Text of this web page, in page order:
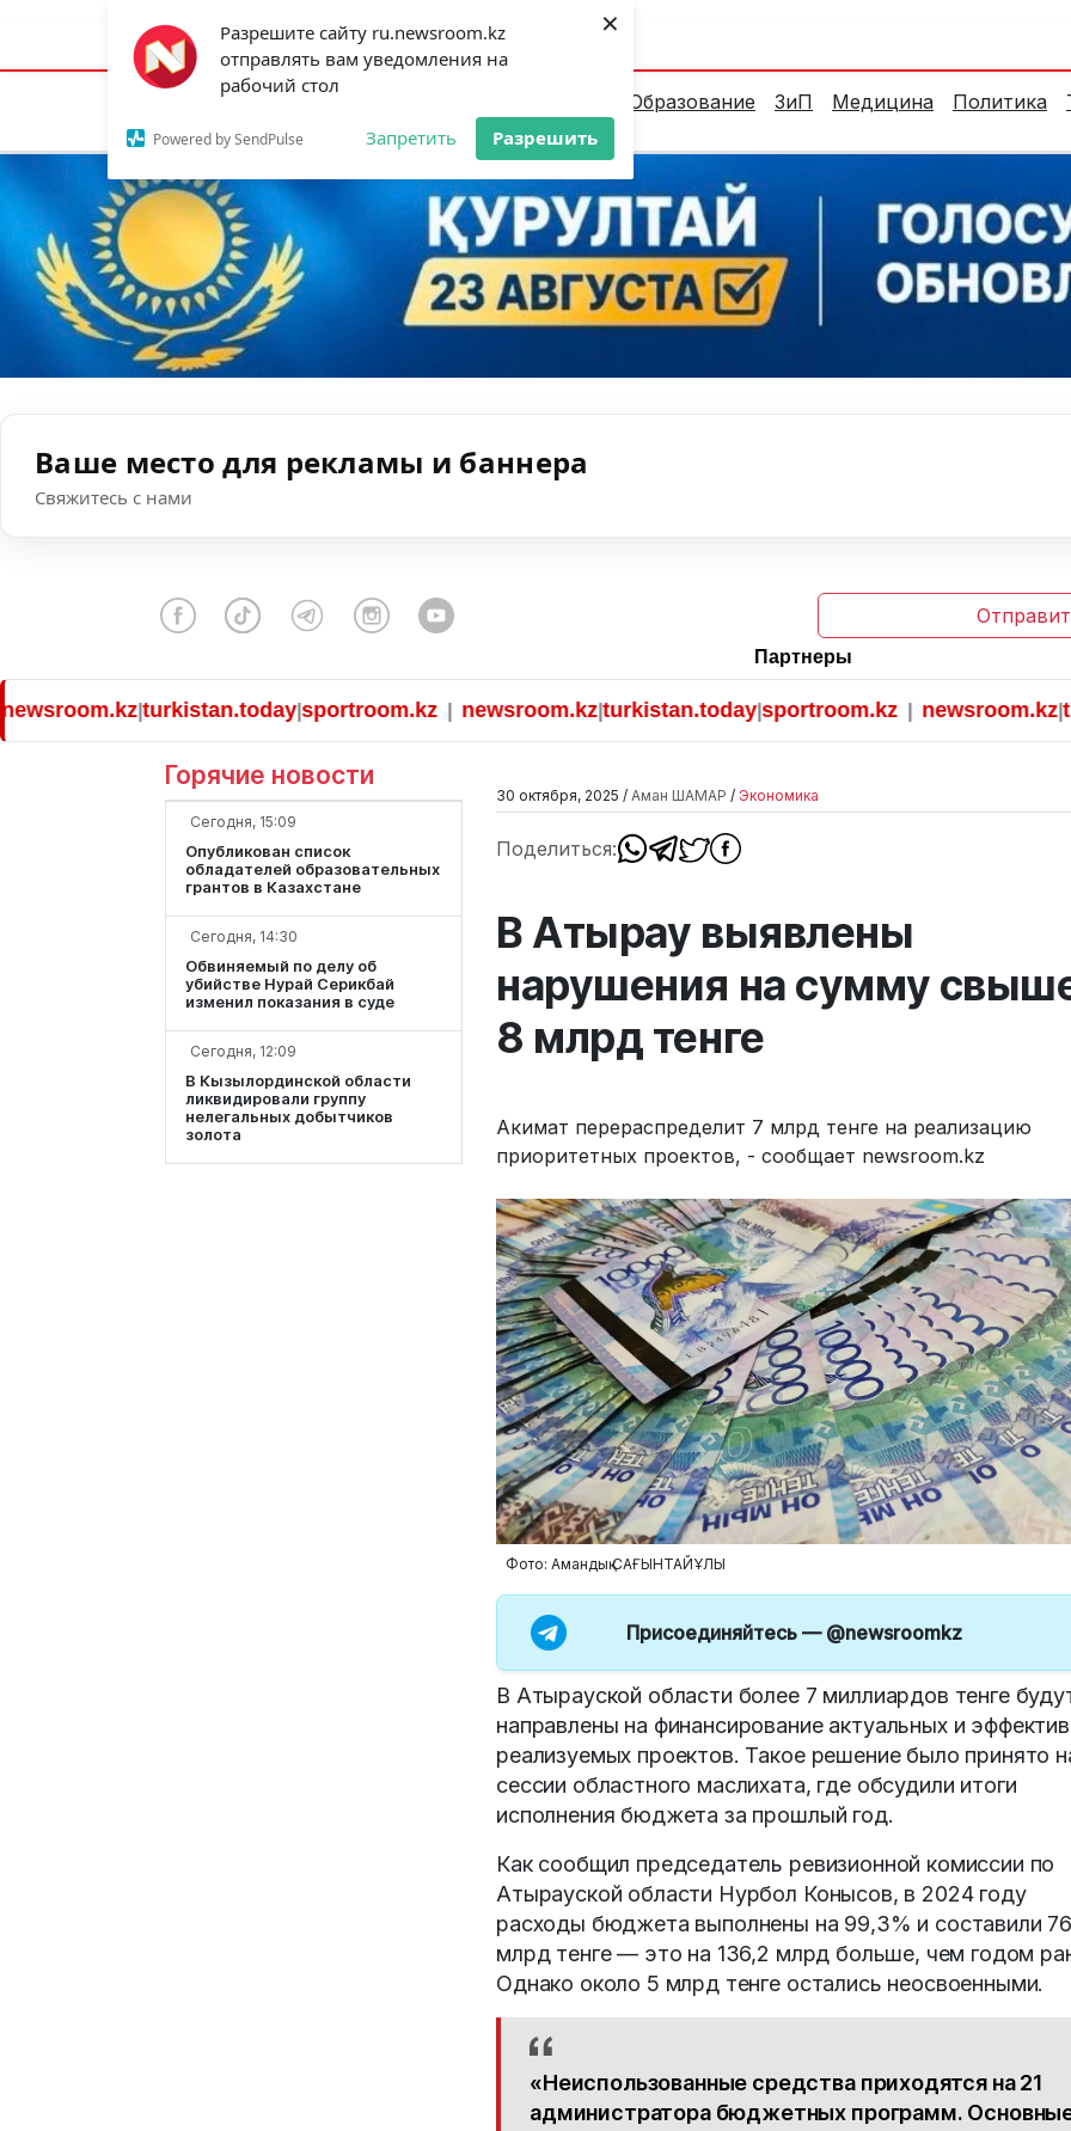
Разрешите сайту ru.newsroom.kz
отправлять вам уведомления на
рабочий стол
Powered by SendPulse Запретить Разрешить
×
Астана:19°C Алматы:25°C Шымкент:
Образование ЗиП Медицина Политика
Ваше место для рекламы и баннера
Свяжитесь с нами
Партнеры
|turkistan.today|sportroom.kz|newsroom.kz|turkistan.today|sportroom.kz|newsroom.kz|
Горячие новости
Сегодня, 15:09
Опубликован список
обладателей образовательных
грантов в Казахстане
Сегодня, 14:30
Обвиняемый по делу об
убийстве Нурай Серикбай
изменил показания в суде
Сегодня, 12:09
В Кызылординской области
ликвидировали группу
нелегальных добытчиков
золота
30 октября, 2025 / Аман ШАМАР / Экономика
Поделиться:
В Атырау выявлены
нарушения на сумму
8 млрд тенге
Акимат перераспределит 7 млрд тенге на реализацию
приоритетных проектов, - сообщает newsroom.kz
Фото: Амандық САҒЫНТАЙҰЛЫ
Присоединяйтесь — @newsroomkz
В Атырауской области более 7 миллиардов тенге
направлены на финансирование актуальных и
реализуемых проектов. Такое решение было принято
сессии областного маслихата, где обсудили итоги
исполнения бюджета за прошлый год.
Как сообщил председатель ревизионной комиссии по
Атырауской области Нурбол Конысов, в 2024 году
расходы бюджета выполнены на 99,3% и составили
млрд тенге — это на 136,2 млрд больше, чем годом
Однако около 5 млрд тенге остались неосвоенными.
«Неиспользованные средства приходятся на 21
администратора бюджетных программ.